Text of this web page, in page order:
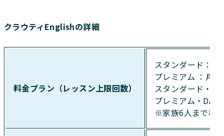
クラウティEnglishの詳細
料金プラン（レッスン上限回数）
スタンダード：
プレミアム ：月
スタンダード・
プレミアム・
※家族6人まで利